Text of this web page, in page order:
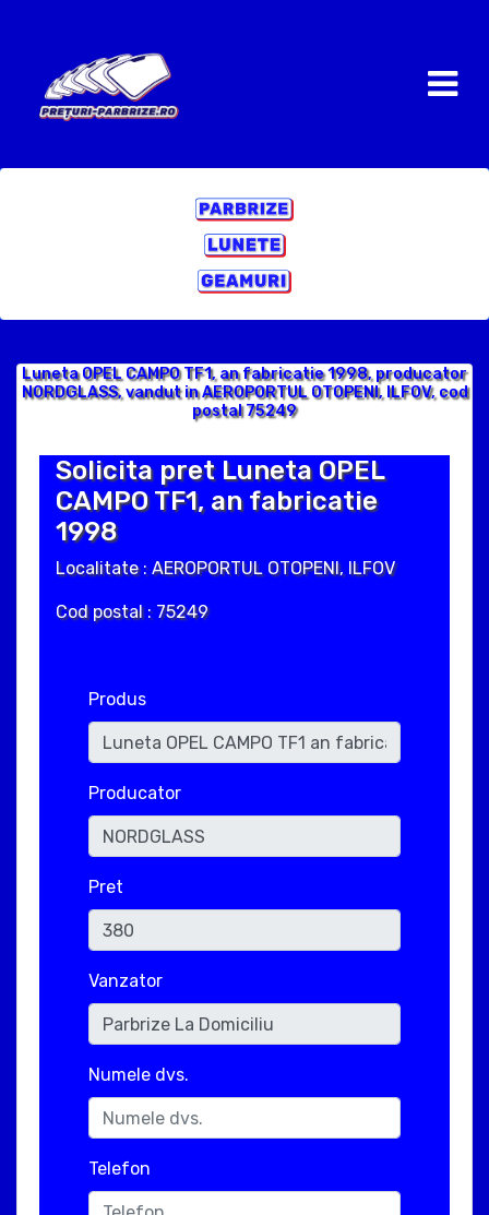
Luneta OPEL CAMPO TF1, an fabricatie 1998, producator
NORDGLASS, vandut in AEROPORTUL OTOPENI, ILFOV, cod
postal 75249
Solicita pret Luneta OPEL
CAMPO TF1, an fabricatie
1998
Localitate : AEROPORTUL OTOPENI, ILFOV
Cod postal : 75249
Produs
Producator
Pret
Vanzator
Numele dvs.
Telefon